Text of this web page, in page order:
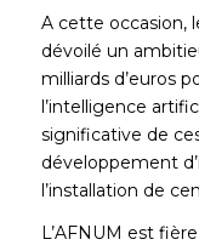
A cette occasion,
dévoilé un
milliards d’euros
l’intelligence
significative de
développement
l’installation de
L’AFNUM est